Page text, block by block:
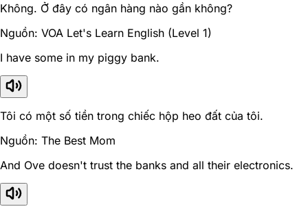
Không. Ở đây có ngân hàng nào gần không?
Nguồn: VOA Let's Learn English (Level 1)
I have some in my piggy bank.
Tôi có một số tiền trong chiếc hộp heo đất của tôi.
Nguồn: The Best Mom
And Ove doesn't trust the banks and all their electronics.